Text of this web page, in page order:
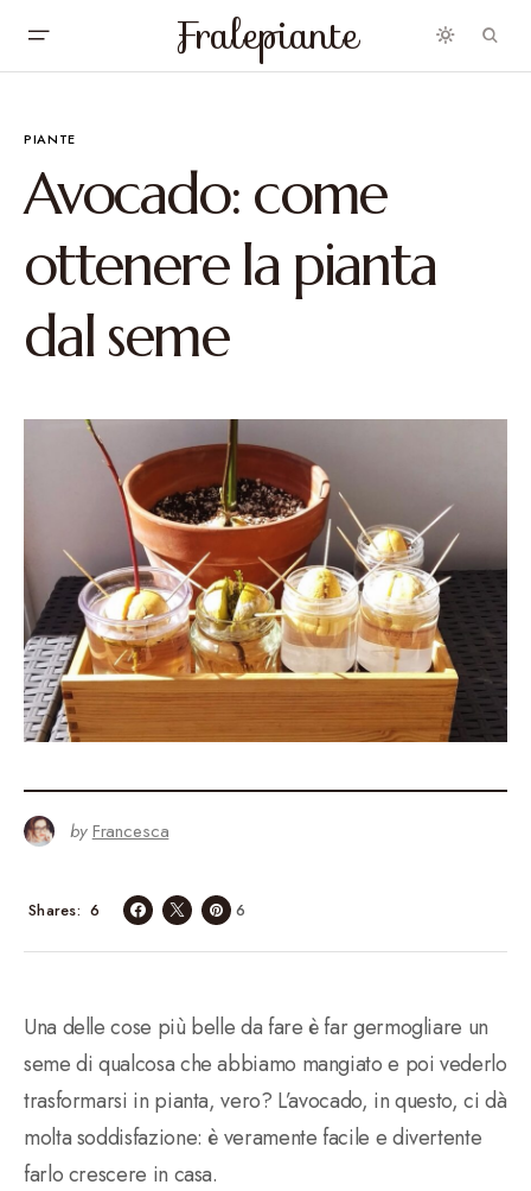
Fralepiante
PIANTE
Avocado: come
ottenere la pianta
dal seme
by Francesca
6
Shares 6
Una delle cose più belle da fare è far germogliare un
seme di qualcosa che abbiamo mangiato e poi vederlo
trasformarsi in pianta, vero? L’avocado, in questo, ci dà
molta soddisfazione: è veramente facile e divertente
farlo crescere in casa.